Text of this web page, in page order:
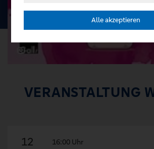
VERANSTALTUNG
12
16:00 Uhr
Alle akzeptieren